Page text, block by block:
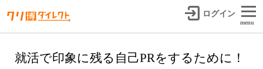
ログイン
menu
就活で印象に残る自己PRをするために！